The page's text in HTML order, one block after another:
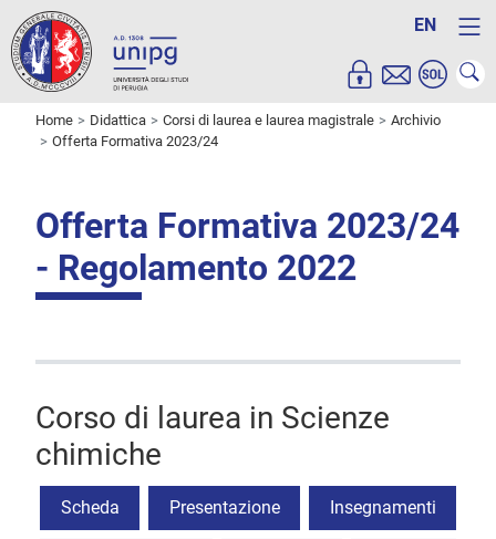
EN
Home Didattica Corsi di laurea e laurea magistrale
Archivio
Offerta Formativa 2023/24
Offerta Formativa 2023/24
- Regolamento 2022
Corso di laurea in Scienze
chimiche
Scheda Presentazione Insegnamenti